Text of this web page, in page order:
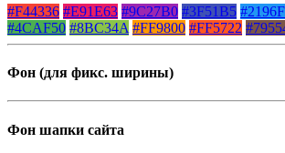
#F44336 #E91E63 #9C27B0 #3F51B5
#4CAF50 #8BC34A #FF9800 #FF5722
Фон (для фикс. ширины)
Фон шапки сайта